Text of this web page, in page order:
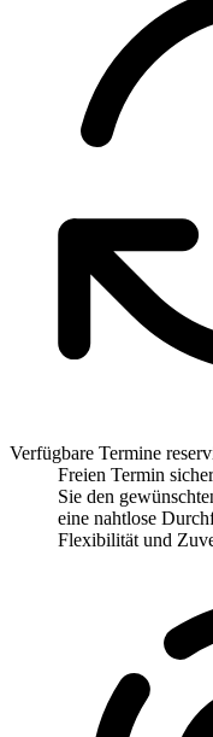
Verfügbare Termine
Freien Termin
Sie den
eine nahtlose
Flexibilität und